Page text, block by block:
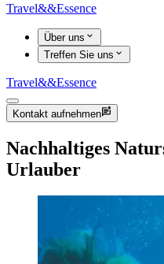
Travel&&Essence
Über uns
Treffen Sie uns
Travel&&Essence
Kontakt aufnehmen
Nachhaltiges
Urlauber